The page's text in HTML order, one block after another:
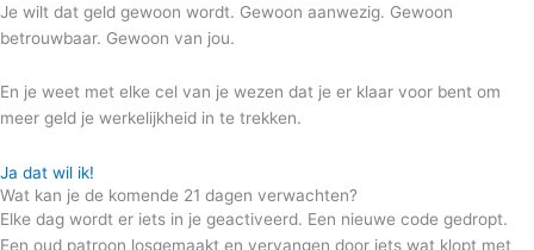
Je wilt dat geld gewoon wordt. Gewoon aanwezig. Gewoon
betrouwbaar. Gewoon van jou.
En je weet met elke cel van je wezen dat je er klaar voor bent om
meer geld je werkelijkheid in te trekken.
Ja dat wil ik!
Wat kan je de komende 21 dagen verwachten?
Elke dag wordt er iets in je geactiveerd. Een nieuwe code gedropt.
Een oud patroon losgemaakt en vervangen door iets wat klopt met